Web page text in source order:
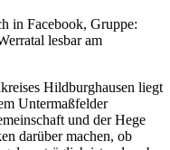
in Facebook, Gruppe:
lesbar am
Hildburghausen liegt
Untermaßfelder
und der Hege
darüber machen, ob